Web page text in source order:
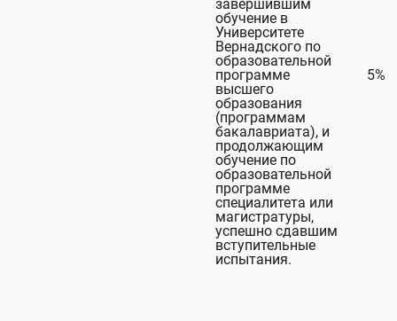
завершившим
обучение в
Университете
Вернадского по
образовательной
программе
высшего
образования
(программам
бакалавриата), и
продолжающим
обучение по
образовательной
программе
специалитета или
магистратуры,
успешно сдавшим
вступительные
испытания.
5%